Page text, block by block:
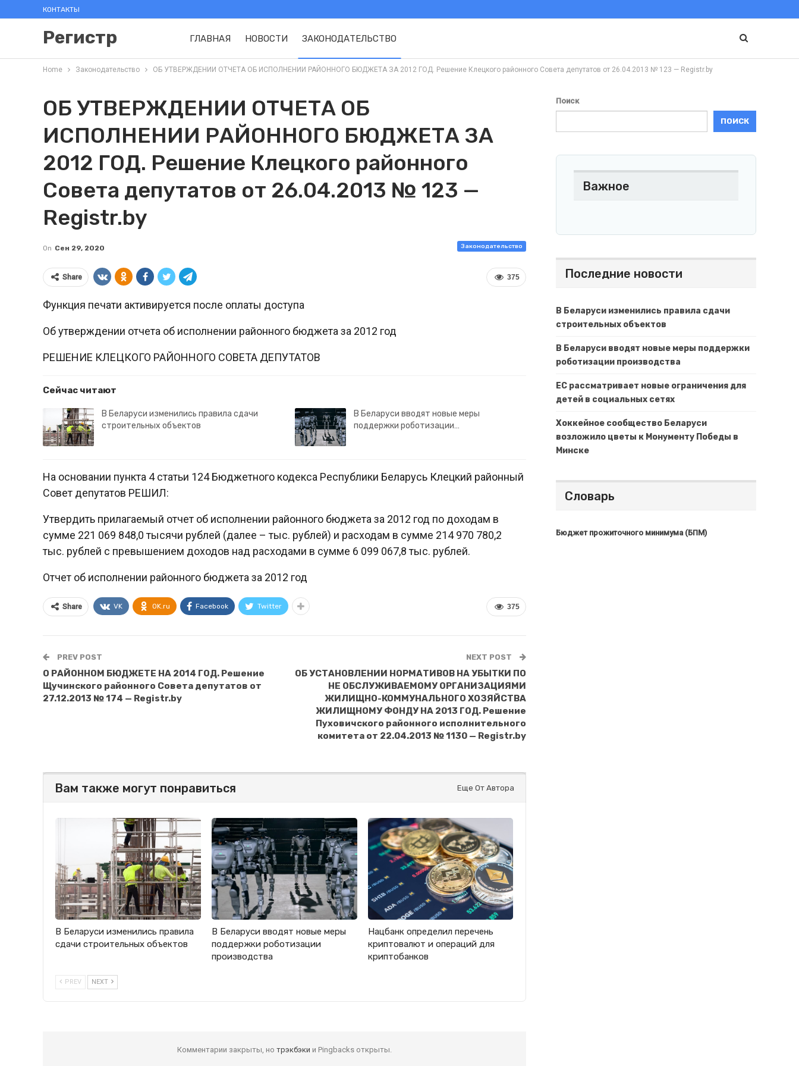
КОНТАКТЫ
Регистр ГЛАВНАЯ НОВОСТИ ЗАКОНОДАТЕЛЬСТВО
Home Законодательство ОБ УТВЕРЖДЕНИИ ОТЧЕТА ОБ ИСПОЛНЕНИИ РАЙОННОГО БЮДЖЕТА ЗА 2012 ГОД. Решение Клецкого районного Совета депутатов от 26.04.2013 № 123 — Registr.by
ОБ УТВЕРЖДЕНИИ ОТЧЕТА ОБ
ИСПОЛНЕНИИ РАЙОННОГО БЮДЖЕТА ЗА
2012 ГОД. Решение Клецкого районного
Совета депутатов от 26.04.2013 № 123 —
Registr.by
Законодательство
On Сен 29, 2020
375
Share
Функция печати активируется после оплаты доступа
Об утверждении отчета об исполнении районного бюджета за 2012 год
РЕШЕНИЕ КЛЕЦКОГО РАЙОННОГО СОВЕТА ДЕПУТАТОВ
Сейчас читают
В Беларуси изменились правила сдачи
строительных объектов
В Беларуси вводят новые меры
поддержки роботизации…
На основании пункта 4 статьи 124 Бюджетного кодекса Республики Беларусь Клецкий районный
Совет депутатов РЕШИЛ:
Утвердить прилагаемый отчет об исполнении районного бюджета за 2012 год по доходам в
сумме 221 069 848,0 тысячи рублей (далее – тыс. рублей) и расходам в сумме 214 970 780,2
тыс. рублей с превышением доходов над расходами в сумме 6 099 067,8 тыс. рублей.
Отчет об исполнении районного бюджета за 2012 год
375
Share VK OK.ru Facebook Twitter
PREV POST
О РАЙОННОМ БЮДЖЕТЕ НА 2014 ГОД. Решение
Щучинского районного Совета депутатов от
27.12.2013 № 174 — Registr.by
NEXT POST
ОБ УСТАНОВЛЕНИИ НОРМАТИВОВ НА УБЫТКИ ПО
НЕ ОБСЛУЖИВАЕМОМУ ОРГАНИЗАЦИЯМИ
ЖИЛИЩНО-КОММУНАЛЬНОГО ХОЗЯЙСТВА
ЖИЛИЩНОМУ ФОНДУ НА 2013 ГОД. Решение
Пуховичского районного исполнительного
комитета от 22.04.2013 № 1130 — Registr.by
Вам также могут понравиться Еще От Автора
В Беларуси изменились правила
сдачи строительных объектов
В Беларуси вводят новые меры
поддержки роботизации
производства
Нацбанк определил перечень
криптовалют и операций для
криптобанков
PREV NEXT
Комментарии закрыты, но трэкбэки и Pingbacks открыты.
Поиск
ПОИСК
Важное
Последние новости
В Беларуси изменились правила сдачи
строительных объектов
В Беларуси вводят новые меры поддержки
роботизации производства
ЕС рассматривает новые ограничения для
детей в социальных сетях
Хоккейное сообщество Беларуси
возложило цветы к Монументу Победы в
Минске
Словарь
Бюджет прожиточного минимума (БПМ)